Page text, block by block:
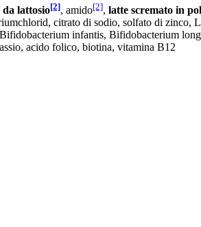
lattosio[2], amido[2], latte scremato in
citrato di sodio, solfato di zinco,
infantis, Bifidobacterium
acido folico, biotina, vitamina B12